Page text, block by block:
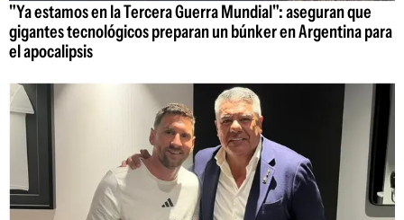
"Ya estamos en la Tercera Guerra Mundial": aseguran que
gigantes tecnológicos preparan un búnker en Argentina para
el apocalipsis